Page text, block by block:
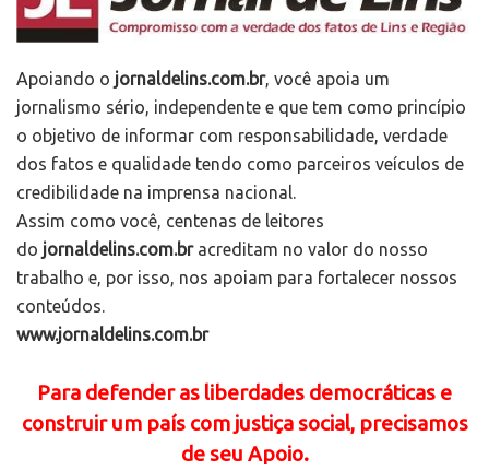
Apoiando o jornaldelins.com.br, você apoia um
jornalismo sério, independente e que tem como princípio
o objetivo de informar com responsabilidade, verdade
dos fatos e qualidade tendo como parceiros veículos de
credibilidade na imprensa nacional.
Assim como você, centenas de leitores
do jornaldelins.com.bracreditam no valor do nosso
trabalho e, por isso, nos apoiam para fortalecer nossos
conteúdos.
www.jornaldelins.com.br
Para defender as liberdades democráticas e
construir um país com justiça social, precisamos
de seu Apoio.